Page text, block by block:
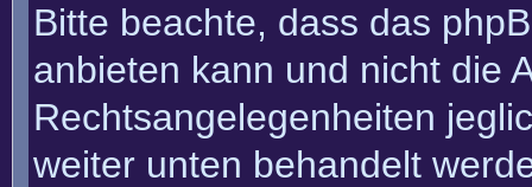
Bitte beachte, dass das
anbieten kann und nicht die
Rechtsangelegenheiten
weiter unten behandelt